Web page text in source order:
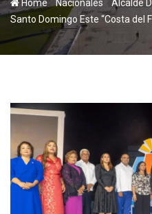
Home -Nacionales
Alcalde
Santo Domingo Este “Costa del